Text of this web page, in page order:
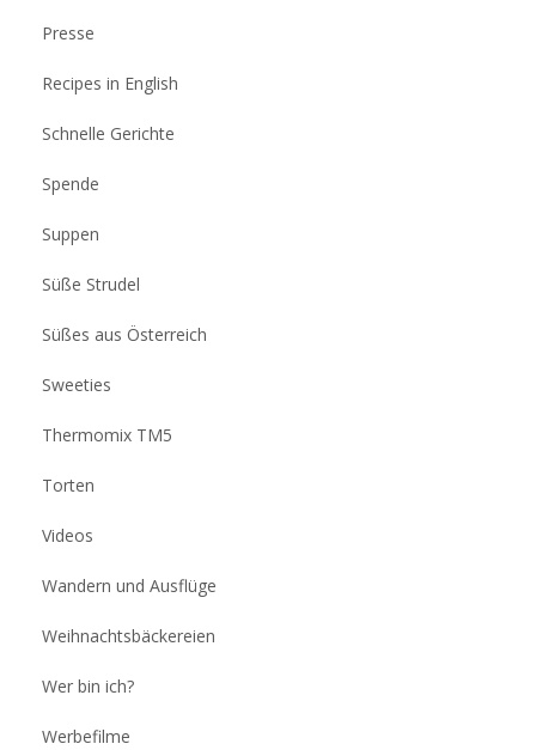
Presse
Recipes in English
Schnelle Gerichte
Spende
Suppen
Süße Strudel
Süßes aus Österreich
Sweeties
Thermomix TM5
Torten
Videos
Wandern und Ausflüge
Weihnachtsbäckereien
Wer bin ich?
Werbefilme